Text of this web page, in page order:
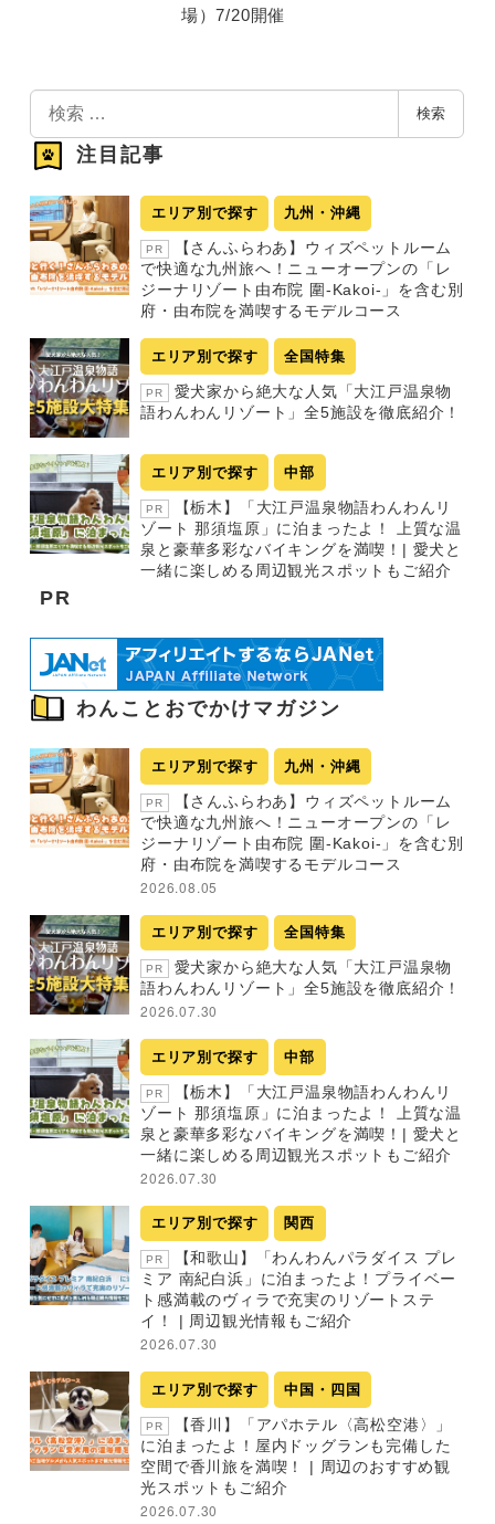
場）7/20開催
検
索
検索
注目記事
エリア別で探す 九州・沖縄
PR
【さんふらわあ】ウィズペットルーム
で快適な九州旅へ！ニューオープンの「レ
ジーナリゾート由布院 圍-Kakoi-」を含む別
府・由布院を満喫するモデルコース
エリア別で探す 全国特集
PR
愛犬家から絶大な人気「大江戸温泉物
語わんわんリゾート」全5施設を徹底紹介！
エリア別で探す 中部
PR
【栃木】「大江戸温泉物語わんわんリ
ゾート 那須塩原」に泊まったよ！ 上質な温
泉と豪華多彩なバイキングを満喫！| 愛犬と
一緒に楽しめる周辺観光スポットもご紹介
PR
わんことおでかけマガジン
エリア別で探す 九州・沖縄
PR
【さんふらわあ】ウィズペットルーム
で快適な九州旅へ！ニューオープンの「レ
ジーナリゾート由布院 圍-Kakoi-」を含む別
府・由布院を満喫するモデルコース
2026.08.05
エリア別で探す 全国特集
PR
愛犬家から絶大な人気「大江戸温泉物
語わんわんリゾート」全5施設を徹底紹介！
2026.07.30
エリア別で探す 中部
PR
【栃木】「大江戸温泉物語わんわんリ
ゾート 那須塩原」に泊まったよ！ 上質な温
泉と豪華多彩なバイキングを満喫！| 愛犬と
一緒に楽しめる周辺観光スポットもご紹介
2026.07.30
エリア別で探す 関西
PR
【和歌山】「わんわんパラダイス プレ
ミア 南紀白浜」に泊まったよ！プライベー
ト感満載のヴィラで充実のリゾートステ
イ！ | 周辺観光情報もご紹介
2026.07.30
エリア別で探す 中国・四国
PR
【香川】「アパホテル〈高松空港〉」
に泊まったよ！屋内ドッグランも完備した
空間で香川旅を満喫！ | 周辺のおすすめ観
光スポットもご紹介
2026.07.30